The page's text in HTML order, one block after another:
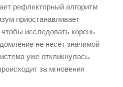
рефлекторный алгоритм
приостанавливает
исследовать корень
не несёт значимой
уже откликнулась.
за мгновения